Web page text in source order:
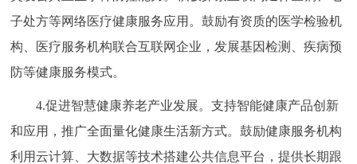
子处方等网络医疗健康服务应用。鼓励有资质的医学检验机
构、医疗服务机构联合互联网企业，发展基因检测、疾病预
防等健康服务模式。
4.促进智慧健康养老产业发展。支持智能健康产品创新
和应用，推广全面量化健康生活新方式。鼓励健康服务机构
利用云计算、大数据等技术搭建公共信息平台，提供长期跟